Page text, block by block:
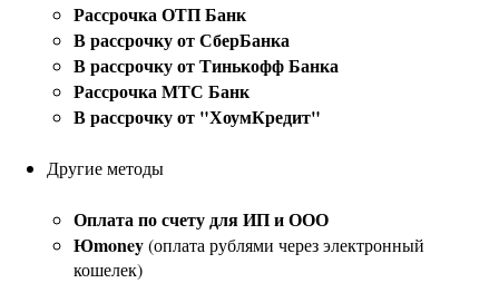
Рассрочка ОТП Банк
В рассрочку от СберБанка
В рассрочку от Тинькофф Банка
Рассрочка МТС Банк
В рассрочку от "ХоумКредит"
Другие методы
Оплата по счету для ИП и ООО
Юmoney(оплата рублями через электронный
кошелек)